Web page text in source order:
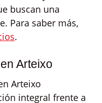
buscan una
Para saber más,
.
Arteixo
Arteixo
integral frente a